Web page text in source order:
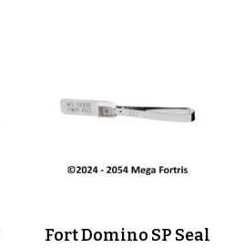
Fort Domino SP Seal